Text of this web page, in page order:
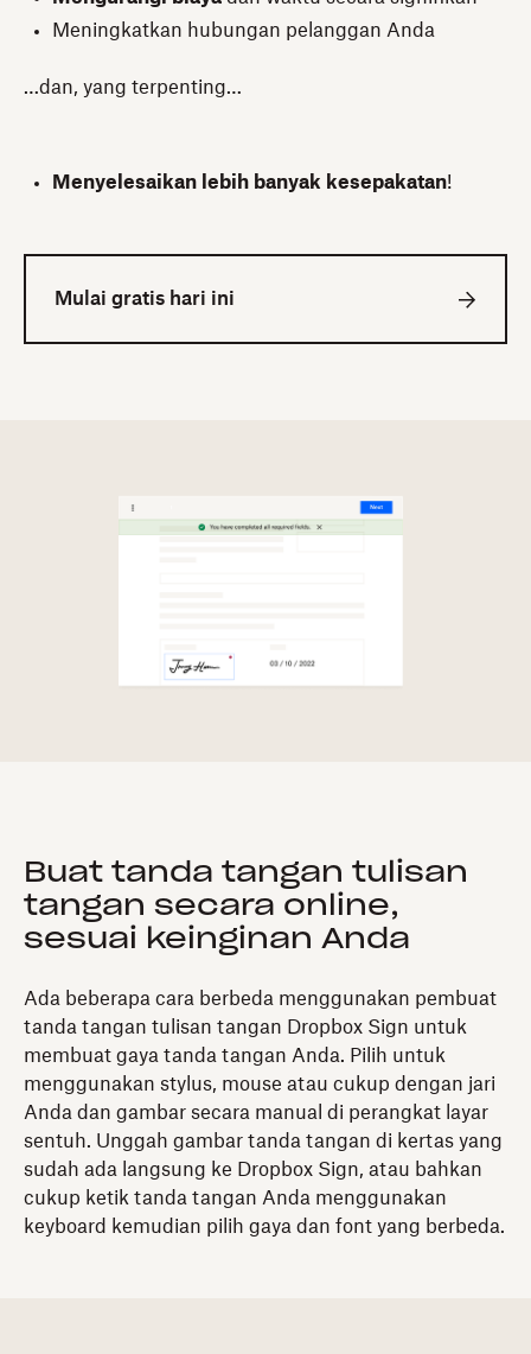
Meningkatkan hubungan pelanggan Anda
…dan, yang terpenting…
Menyelesaikan lebih banyak kesepakatan!
Mulai gratis hari ini
Buat tanda tangan tulisan
tangan secara online,
sesuai keinginan Anda
Ada beberapa cara berbeda menggunakan pembuat
tanda tangan tulisan tangan Dropbox Sign untuk
membuat gaya tanda tangan Anda. Pilih untuk
menggunakan stylus, mouse atau cukup dengan jari
Anda dan gambar secara manual di perangkat layar
sentuh. Unggah gambar tanda tangan di kertas yang
sudah ada langsung ke Dropbox Sign, atau bahkan
cukup ketik tanda tangan Anda menggunakan
keyboard kemudian pilih gaya dan font yang berbeda.